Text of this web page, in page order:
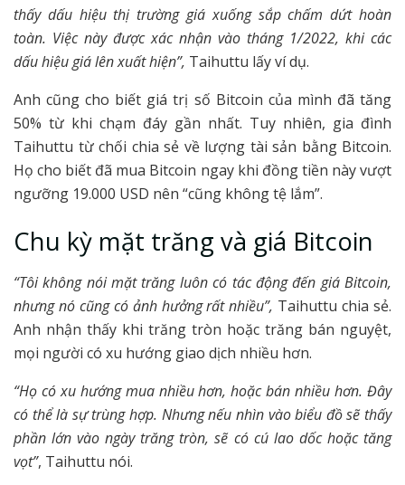
thấy dấu hiệu thị trường giá xuống sắp chấm dứt hoàn
toàn. Việc này được xác nhận vào tháng 1/2022, khi các
dấu hiệu giá lên xuất hiện”, Taihuttu lấy ví dụ.
Anh cũng cho biết giá trị số Bitcoin của mình đã tăng
50% từ khi chạm đáy gần nhất. Tuy nhiên, gia đình
Taihuttu từ chối chia sẻ về lượng tài sản bằng Bitcoin.
Họ cho biết đã mua Bitcoin ngay khi đồng tiền này vượt
ngưỡng 19.000 USD nên “cũng không tệ lắm”.
Chu kỳ mặt trăng và giá Bitcoin
“Tôi không nói mặt trăng luôn có tác động đến giá Bitcoin,
nhưng nó cũng có ảnh hưởng rất nhiều”, Taihuttu chia sẻ.
Anh nhận thấy khi trăng tròn hoặc trăng bán nguyệt,
mọi người có xu hướng giao dịch nhiều hơn.
“Họ có xu hướng mua nhiều hơn, hoặc bán nhiều hơn. Đây
có thể là sự trùng hợp. Nhưng nếu nhìn vào biểu đồ sẽ thấy
phần lớn vào ngày trăng tròn, sẽ có cú lao dốc hoặc tăng
vọt”, Taihuttu nói.